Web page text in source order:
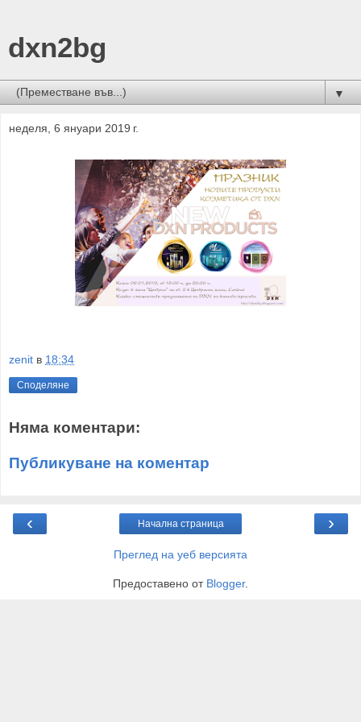
dxn2bg
▼
неделя, 6 януари 2019 г.
zenit в 18:34
Споделяне
Няма коментари:
Публикуване на коментар
‹ ›
Начална страница
Преглед на уеб версията
Предоставено от Blogger.